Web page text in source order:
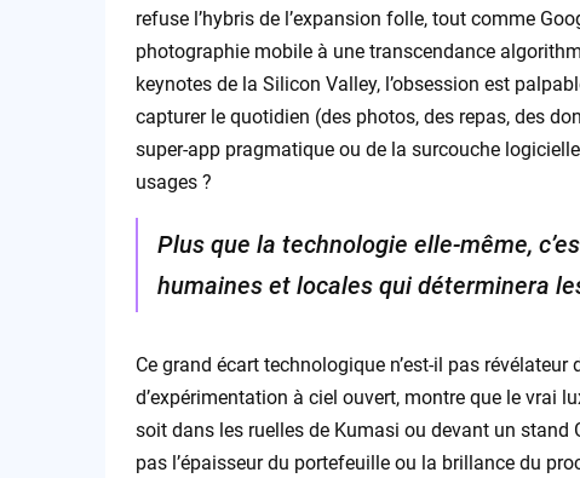
refuse l’hybris de l’expansion folle, tout comme
photographie mobile à une transcendance
keynotes de la Silicon Valley, l’obsession est
capturer le quotidien (des photos, des repas, des
super-app pragmatique ou de la surcouche
usages ?
Plus que la technologie elle-même,
humaines et locales qui déterminera
Ce grand écart technologique n’est-il pas révélateur
d’expérimentation à ciel ouvert, montre que le vrai
soit dans les ruelles de Kumasi ou devant un stand
pas l’épaisseur du portefeuille ou la brillance du